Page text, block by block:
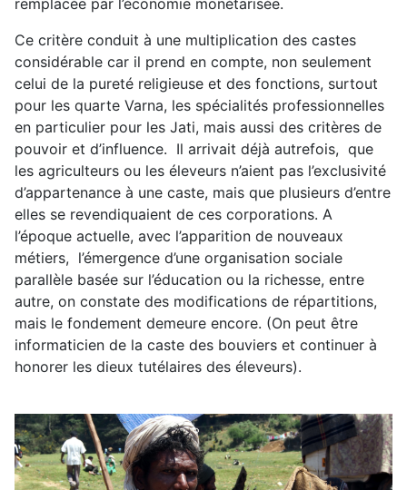
remplacée par l’économie monétarisée.
Ce critère conduit à une multiplication des castes
considérable car il prend en compte, non seulement
celui de la pureté religieuse et des fonctions, surtout
pour les quarte Varna, les spécialités professionnelles
en particulier pour les Jati, mais aussi des critères de
pouvoir et d’influence. Il arrivait déjà autrefois, que
les agriculteurs ou les éleveurs n’aient pas l’exclusivité
d’appartenance à une caste, mais que plusieurs d’entre
elles se revendiquaient de ces corporations. A
l’époque actuelle, avec l’apparition de nouveaux
métiers, l’émergence d’une organisation sociale
parallèle basée sur l’éducation ou la richesse, entre
autre, on constate des modifications de répartitions,
mais le fondement demeure encore. (On peut être
informaticien de la caste des bouviers et continuer à
honorer les dieux tutélaires des éleveurs).